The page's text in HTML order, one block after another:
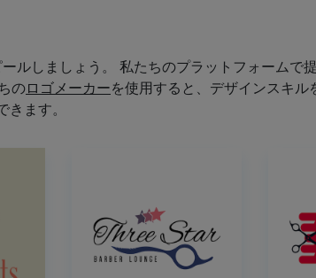
ルしましょう。 私たちのプラットフォームで
のロゴメーカーを使用すると、デザインスキル
ます。